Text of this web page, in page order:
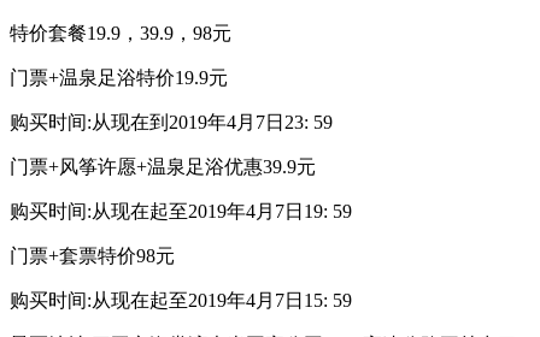
特价套餐19.9，39.9，98元
门票+温泉足浴特价19.9元
购买时间:从现在到2019年4月7日23: 59
门票+风筝许愿+温泉足浴优惠39.9元
购买时间:从现在起至2019年4月7日19: 59
门票+套票特价98元
购买时间:从现在起至2019年4月7日15: 59